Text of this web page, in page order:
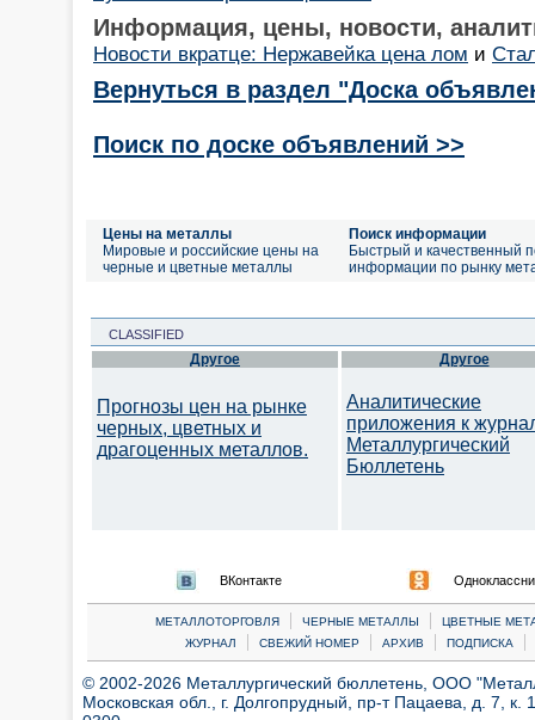
Информация, цены, новости,
Новости вкратце: Нержавейка цена лом и
Вернуться в раздел "Доска
Поиск по доске объявлений >>
Цены на металлы
Мировые и российские цены на
черные и цветные металлы
Поиск информации
Быстрый и качественный
информации по рынку
CLASSIFIED
Другое
Прогнозы цен на рынке
черных, цветных и
драгоценных металлов.
Другое
Аналитические
приложения к
Металлургический
Бюллетень
ВКонтакте
МЕТАЛЛОТОРГОВЛЯ | ЧЕРНЫЕ МЕТАЛЛЫ |
ЦВЕТНЫЕ
ЖУРНАЛ
| СВЕЖИЙ НОМЕР | АРХИВ | ПОДПИСКА |
© 2002-2026 Металлургический бюллетень, ООО
Московская обл., г. Долгопрудный, пр-т Пацаева, д. 7,